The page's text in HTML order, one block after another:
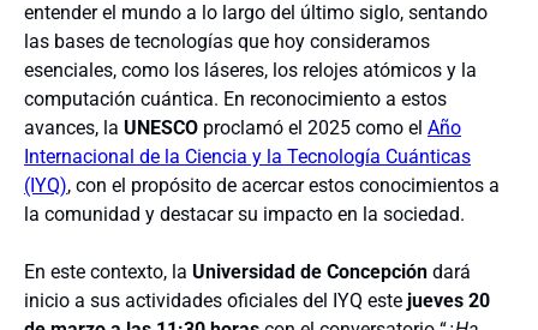
entender el mundo a lo largo del último siglo, sentando
las bases de tecnologías que hoy consideramos
esenciales, como los láseres, los relojes atómicos y la
computación cuántica. En reconocimiento a estos
avances, la UNESCO proclamó el 2025 como el Año
Internacional de la Ciencia y la Tecnología Cuánticas
(IYQ), con el propósito de acercar estos conocimientos a
la comunidad y destacar su impacto en la sociedad.
En este contexto, la Universidad de Concepción dará
inicio a sus actividades oficiales del IYQ este jueves 20